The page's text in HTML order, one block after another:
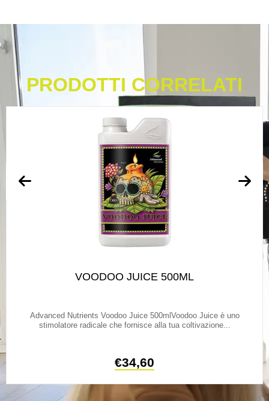
PRODOTTI CORRELATI
VOODOO JUICE 500ML
Advanced Nutrients Voodoo Juice 500mlVoodoo Juice è uno
stimolatore radicale che fornisce alla tua coltivazione...
€34,60